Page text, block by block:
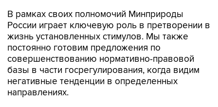
В рамках своих полномочий Минприроды
России играет ключевую роль в претворении в
жизнь установленных стимулов. Мы также
постоянно готовим предложения по
совершенствованию нормативно-правовой
базы в части госрегулирования, когда видим
негативные тенденции в определенных
направлениях.